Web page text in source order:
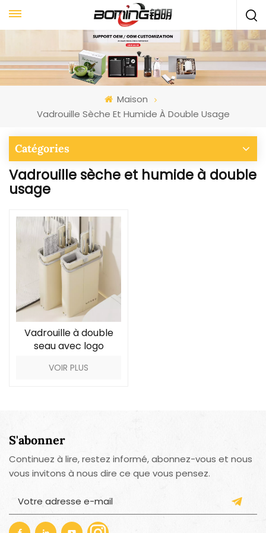
Maison
Vadrouille Sèche Et Humide À Double Usage
Catégories
Vadrouille sèche et humide à double
usage
Vadrouille à double
seau avec logo
nettoyage des sols
VOIR PLUS
S'abonner
Continuez à lire, restez informé, abonnez-vous et nous
vous invitons à nous dire ce que vous pensez.